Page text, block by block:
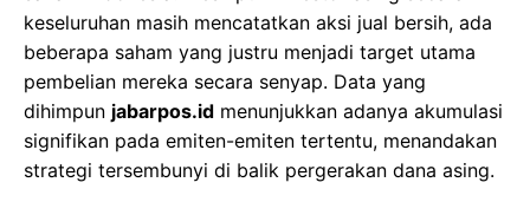
keseluruhan masih mencatatkan aksi jual bersih, ada
beberapa saham yang justru menjadi target utama
pembelian mereka secara senyap. Data yang
dihimpun jabarpos.id menunjukkan adanya akumulasi
signifikan pada emiten-emiten tertentu, menandakan
strategi tersembunyi di balik pergerakan dana asing.